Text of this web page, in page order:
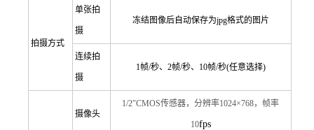
拍摄方式
单张拍
摄
冻结图像后自动保存为jpg格式的图片
连续拍
摄
1帧/秒、2帧/秒、10帧/秒(任意选择)
摄像头
1/2″CMOS传感器，分辨率1024×768，帧率
10fps